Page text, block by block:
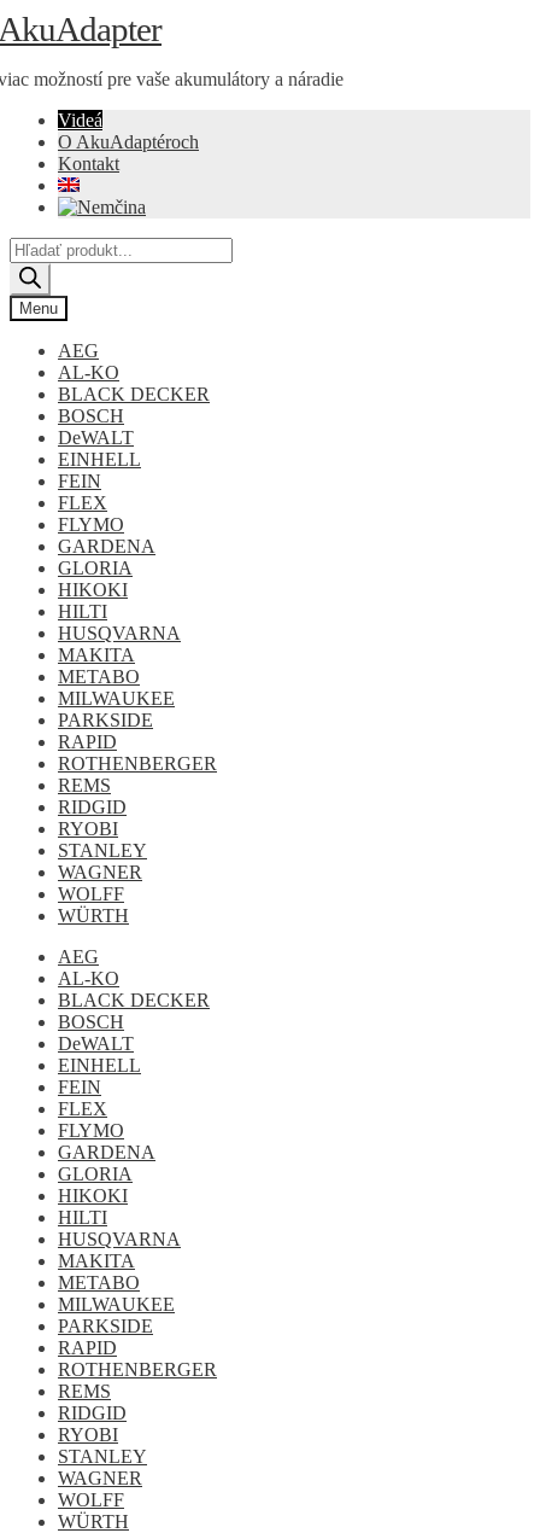
Preskočiť
na
Preskočiť
na
možností pre vaše akumulátory a náradie
Videá
O AkuAdaptéroch
Kontakt
Products
search
Menu
AEG
AL-KO
BLACK DECKER
BOSCH
DeWALT
EINHELL
FEIN
FLEX
FLYMO
GARDENA
GLORIA
HIKOKI
HILTI
HUSQVARNA
MAKITA
METABO
MILWAUKEE
PARKSIDE
RAPID
ROTHENBERGER
REMS
RIDGID
RYOBI
STANLEY
WAGNER
WOLFF
WÜRTH
AEG
AL-KO
BLACK DECKER
BOSCH
DeWALT
EINHELL
FEIN
FLEX
FLYMO
GARDENA
GLORIA
HIKOKI
HILTI
HUSQVARNA
MAKITA
METABO
MILWAUKEE
PARKSIDE
RAPID
ROTHENBERGER
REMS
RIDGID
RYOBI
STANLEY
WAGNER
WOLFF
WÜRTH